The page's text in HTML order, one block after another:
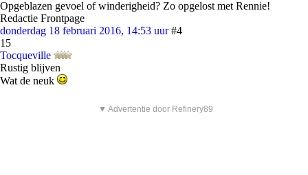
Opgeblazen gevoel of winderigheid? Zo opgelost met Rennie!
Redactie Frontpage
donderdag 18 februari 2016, 14:53 uur #4
15
Tocqueville
Rustig blijven
Wat de neuk
▼ Advertentie door Refinery89